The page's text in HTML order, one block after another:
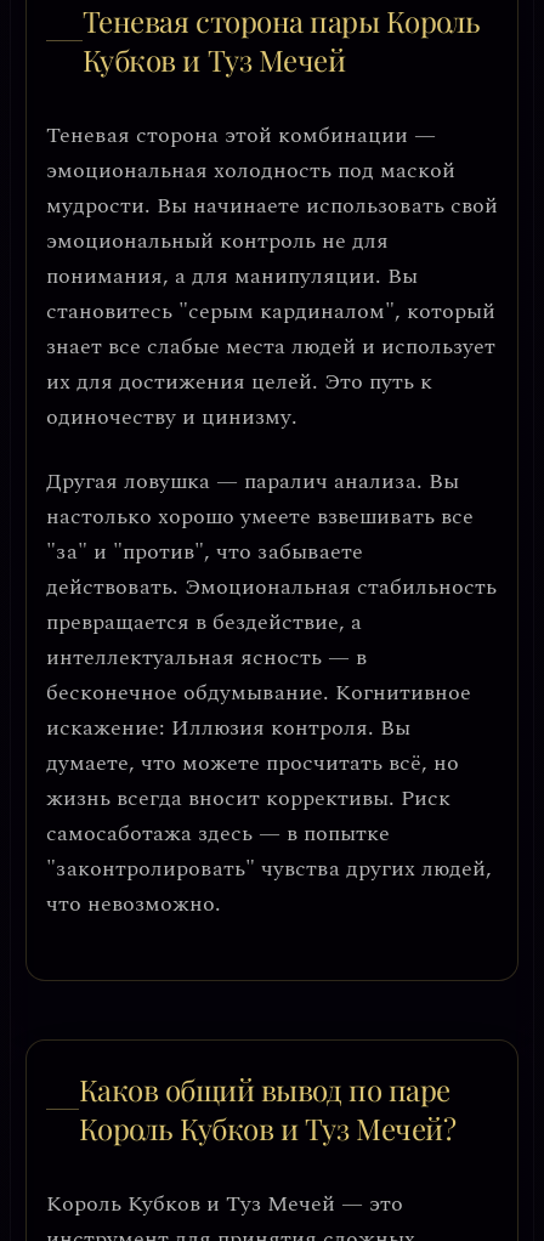
Теневая сторона пары Король
Кубков и Туз Мечей
Теневая сторона этой комбинации —
эмоциональная холодность под маской
мудрости. Вы начинаете использовать свой
эмоциональный контроль не для
понимания, а для манипуляции. Вы
становитесь "серым кардиналом", который
знает все слабые места людей и использует
их для достижения целей. Это путь к
одиночеству и цинизму.
Другая ловушка — паралич анализа. Вы
настолько хорошо умеете взвешивать все
"за" и "против", что забываете
действовать. Эмоциональная стабильность
превращается в бездействие, а
интеллектуальная ясность — в
бесконечное обдумывание. Когнитивное
искажение: Иллюзия контроля. Вы
думаете, что можете просчитать всё, но
жизнь всегда вносит коррективы. Риск
самосаботажа здесь — в попытке
"законтролировать" чувства других людей,
что невозможно.
Каков общий вывод по паре
Король Кубков и Туз Мечей?
Король Кубков и Туз Мечей — это